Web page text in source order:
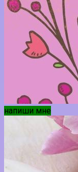
напиши мне